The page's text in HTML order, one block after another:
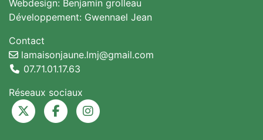
Webdesign: Benjamin grolleau
Développement: Gwennael Jean
Contact
lamaisonjaune.lmj@gmail.com
07.71.01.17.63
Réseaux sociaux